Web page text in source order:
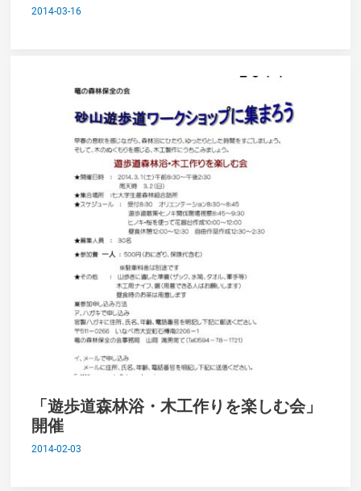
2014-03-16
「遊歩道森林浴・木工作りを楽しむ会」
開催
2014-02-03